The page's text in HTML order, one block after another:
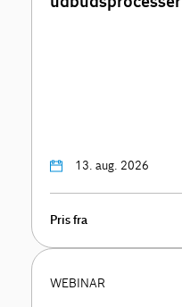
13. aug. 2026
Pris fra
WEBINAR